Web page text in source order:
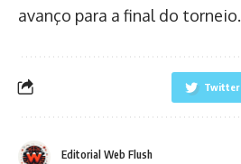
avanço para a final do torneio.
Twitter
Editorial Web Flush